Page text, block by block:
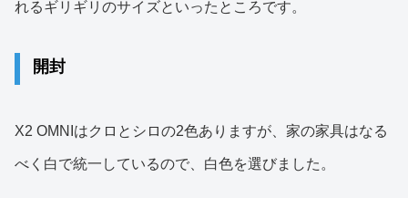
れるギリギリのサイズといったところです。
開封
X2 OMNIはクロとシロの2色ありますが、家の家具はなる
べく白で統一しているので、白色を選びました。